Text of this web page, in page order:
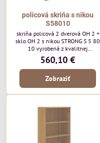
policová skriňa s nikou
S58010
skriňa policová 2 dverová OH 2 +
sklo OH 2 s nikou STRONG S 5 80
10 vyrobená z kvalitnej
laminovanej drevotriesky. Vrchná
doska a dno majú hrúbku 25mm a
na prednej strane je 2mm ABS
hrana.
560,10 €
Zobraziť